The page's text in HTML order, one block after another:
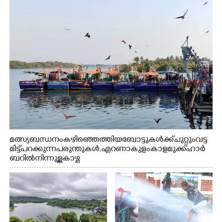
മത്സ്യബന്ധനം കഴിഞ്ഞെത്തിയ ബോട്ടുകൾക്ക് ചുറ്റും വട്ട
മിട്ട് പറക്കുന്ന പരുന്തുകൾ. എറണാകുളം കാളമുക്ക് ഹാർ
ബറിൽ നിന്നുള്ള കാഴ്ച